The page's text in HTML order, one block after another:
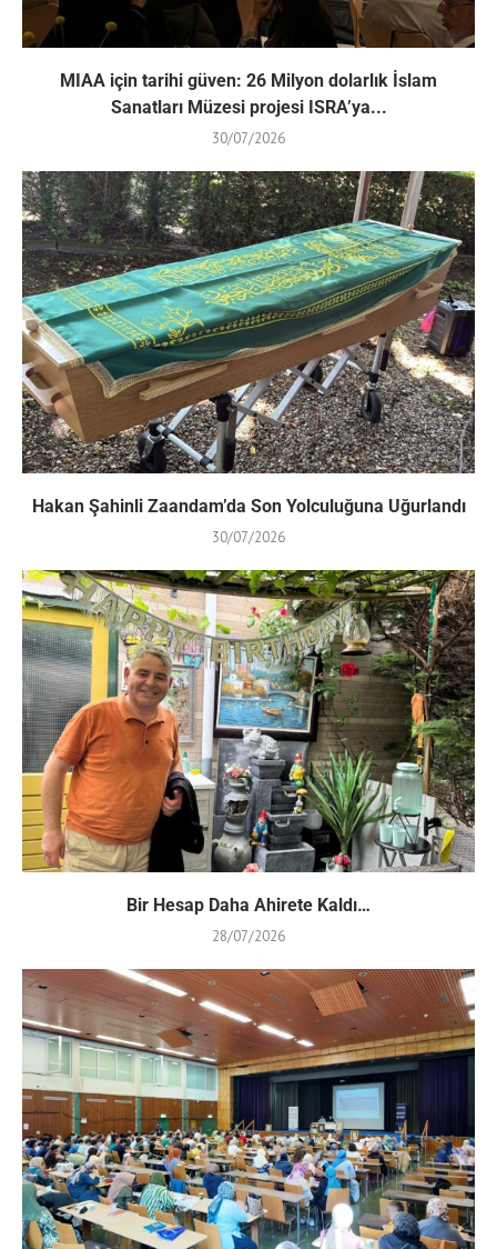
MIAA için tarihi güven: 26 Milyon dolarlık İslam
Sanatları Müzesi projesi ISRA’ya...
30/07/2026
Hakan Şahinli Zaandam’da Son Yolculuğuna Uğurlandı
30/07/2026
Bir Hesap Daha Ahirete Kaldı…
28/07/2026